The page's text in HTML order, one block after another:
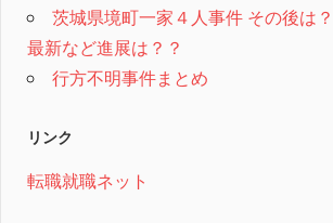
茨城県境町一家４人事件 その後は？
最新など進展は？？
行方不明事件まとめ
リンク
転職就職ネット